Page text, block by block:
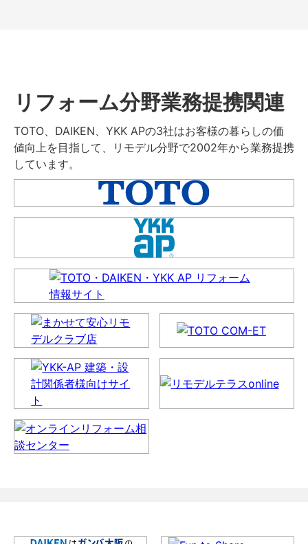
リフォーム分野業務提携関連
TOTO、DAIKEN、YKK APの3社はお客様の暮らしの価
値向上を目指して、リモデル分野で2002年から業務提携
しています。